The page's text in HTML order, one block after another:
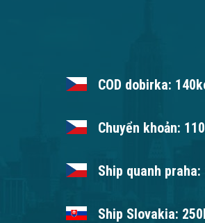
COD dobirka:
Chuyển khoản:
Ship quanh
Ship Slovakia: